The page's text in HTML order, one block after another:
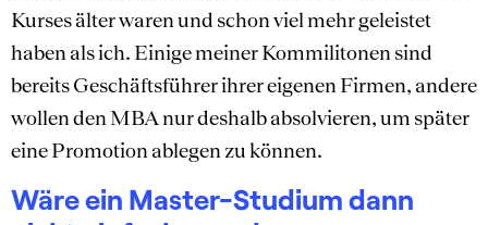
Kurses älter waren und schon viel mehr geleistet
haben als ich. Einige meiner Kommilitonen sind
bereits Geschäftsführer ihrer eigenen Firmen, andere
wollen den MBA nur deshalb absolvieren, um später
eine Promotion ablegen zu können.
Wäre ein Master-Studium dann